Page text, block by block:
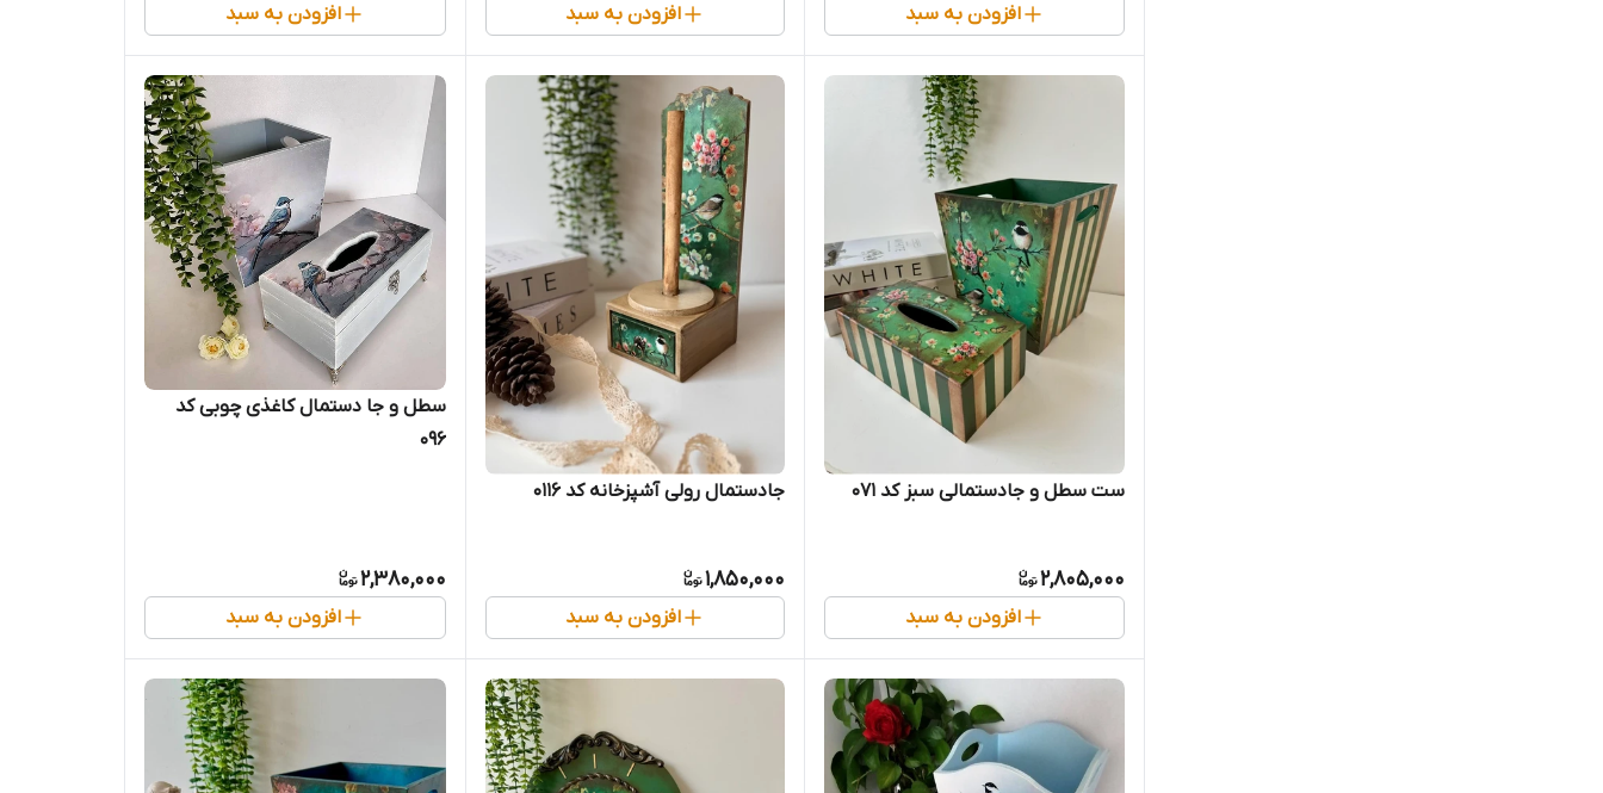
افزودن به سبد افزودن به سبد افزودن به سبد
ست سطل و جادستمالی سبز کد 071
2,805,000
افزودن به سبد
جادستمال رولی آشپزخانه کد 0116
1,850,000
افزودن به سبد
سطل و جا دستمال کاغذی چوبی کد
096
2,380,000
افزودن به سبد